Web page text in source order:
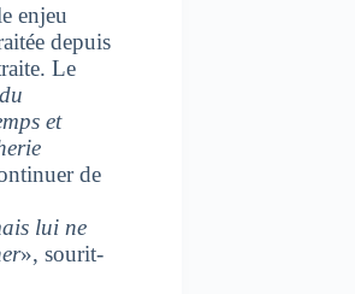
enjeu
depuis
Le
et
de
lui ne
», sourit-